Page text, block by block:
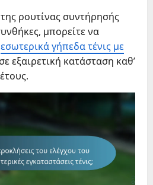
ρουτίνας συντήρησής
μπορείτε να
εσωτερικά γήπεδα τένις με
εξαιρετική κατάσταση καθ’